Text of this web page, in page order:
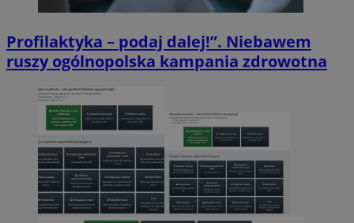
Profilaktyka – podaj dalej!”. Niebawem
ruszy ogólnopolska kampania zdrowotna